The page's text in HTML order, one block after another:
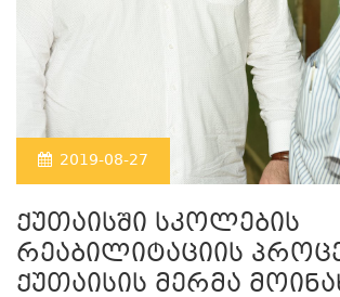
2019-08-27
ქუთაისში სკოლების
რეაბილიტაციის
ქუთაისის მერმა